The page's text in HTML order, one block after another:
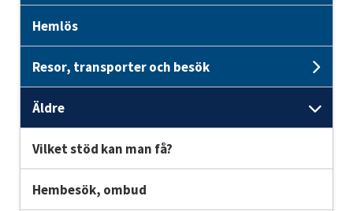
Hemlös
Resor, transporter och besök
Äldre
Vilket stöd kan man få?
Hembesök, ombud